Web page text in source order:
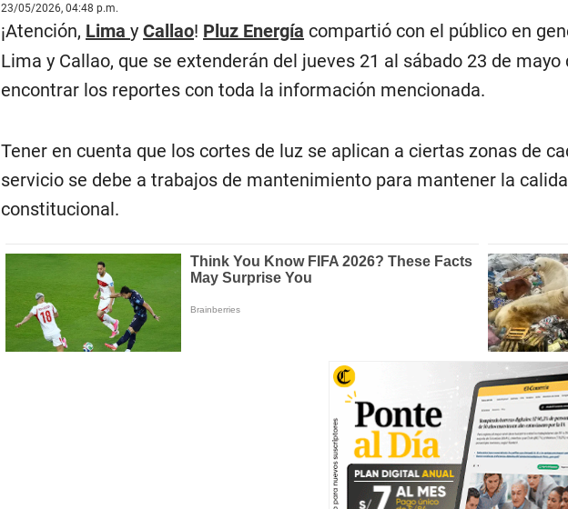
23/05/2026, 04:48 p.m.
¡Atención, LimayCallao! Pluz Energía compartió con el público en
Lima y Callao, que se extenderán del jueves 21 al sábado 23 de
encontrar los reportes con toda la información mencionada.
Tener en cuenta que los cortes de luz se aplican a ciertas zonas de
servicio se debe a trabajos de mantenimiento para mantener la
constitucional.